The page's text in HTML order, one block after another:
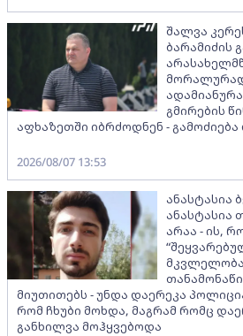
შალვა
ბარამიძის
გმირების
აფხაზეთში იბრძოდნენ -
2026/08/07 13:53
ანასტასია
ანასტასია
არაა - ის,
მიუთითებს - უნდა დაერეკა
რომ ჩხუბი მოხდა, მაგრამ რომც
განხილვა მოჰყვებოდა